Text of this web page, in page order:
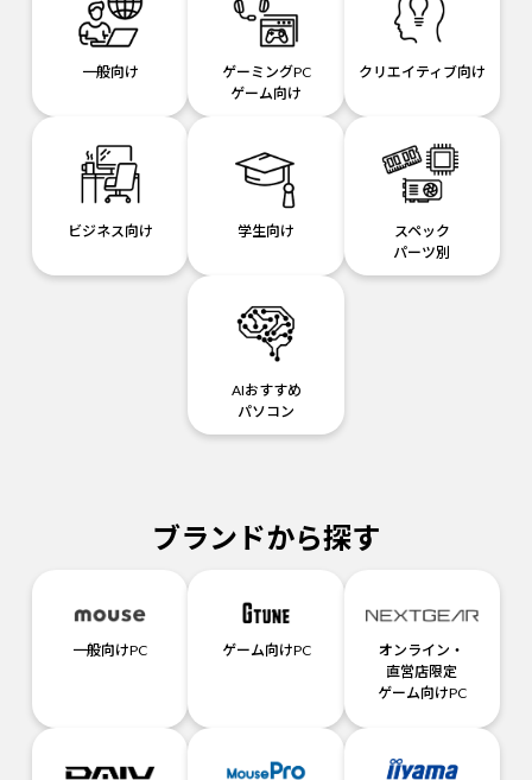
一般向け
ゲーミングPC
ゲーム向け
クリエイティブ向け
ビジネス向け 学生向け
スペック
パーツ別
AIおすすめ
パソコン
ブランドから探す
一般向けPC ゲーム向けPC
オンライン・
直営店限定
ゲーム向けPC